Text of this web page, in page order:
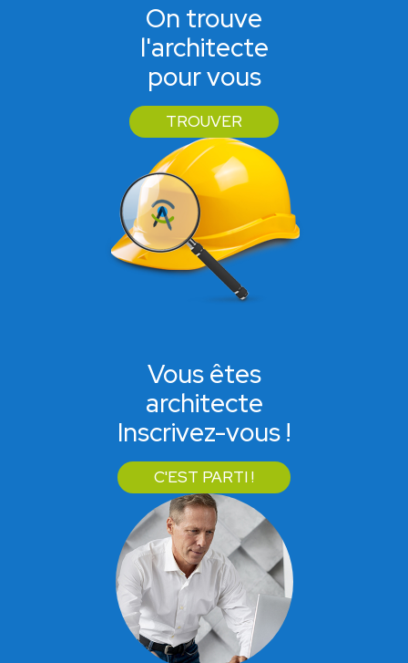
On trouve
l'architecte
pour vous
TROUVER
Vous êtes
architecte
Inscrivez-vous !
C'EST PARTI !